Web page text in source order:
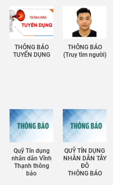
THÔNG BÁO
TUYỂN DỤNG
THÔNG BÁO
(Truy tìm người)
Quỹ Tín dụng
nhân dân Vĩnh
Thạnh thông
báo
QUỸ TÍN DỤNG
NHÂN DÂN TÂY
ĐÔ
THÔNG BÁO